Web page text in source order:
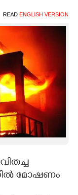
READ ENGLISH VERSION
മോഷണം